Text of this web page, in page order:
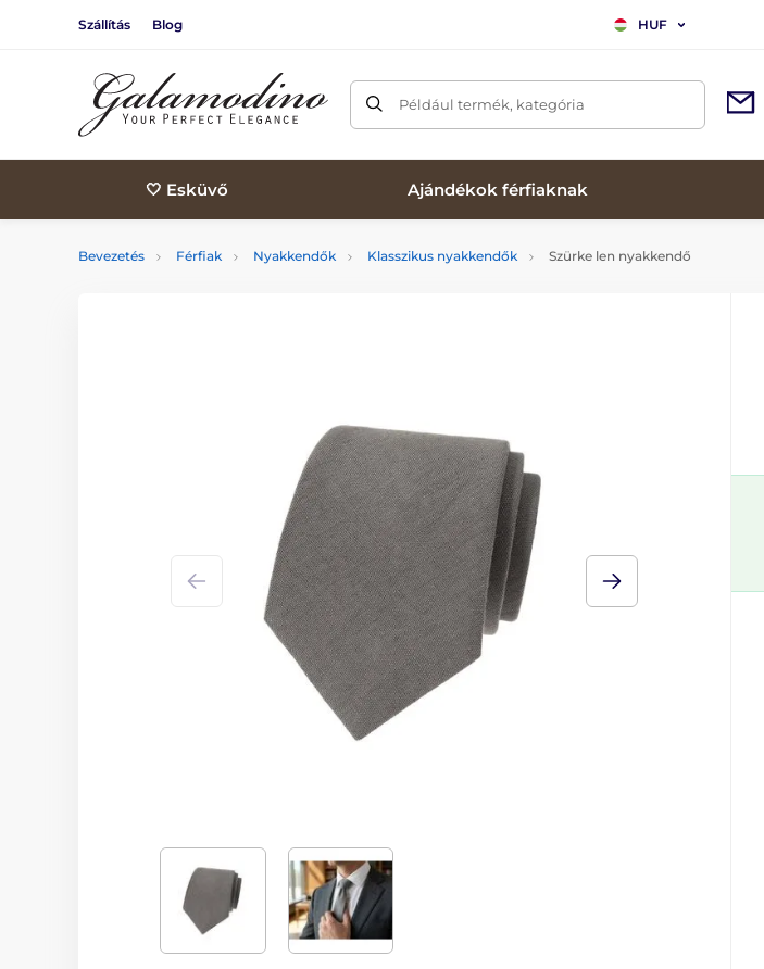
Szállítás Blog HUF
Például termék, kategória
🤍 Esküvő Ajándékok férfiaknak
Bevezetés Férfiak Nyakkendők Klasszikus nyakkendők Szürke len nyakkendő